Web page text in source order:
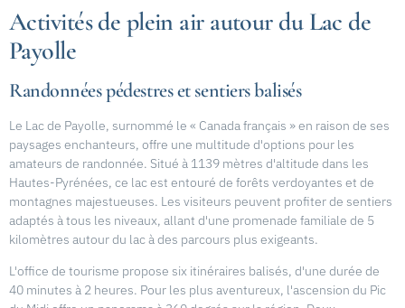
Activités de plein air autour du Lac de
Payolle
Randonnées pédestres et sentiers balisés
Le Lac de Payolle, surnommé le « Canada français » en raison de ses
paysages enchanteurs, offre une multitude d'options pour les
amateurs de randonnée. Situé à 1139 mètres d'altitude dans les
Hautes-Pyrénées, ce lac est entouré de forêts verdoyantes et de
montagnes majestueuses. Les visiteurs peuvent profiter de sentiers
adaptés à tous les niveaux, allant d'une promenade familiale de 5
kilomètres autour du lac à des parcours plus exigeants.
L'office de tourisme propose six itinéraires balisés, d'une durée de
40 minutes à 2 heures. Pour les plus aventureux, l'ascension du Pic